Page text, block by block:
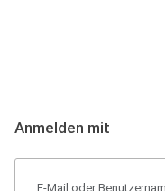
Anmelden mit